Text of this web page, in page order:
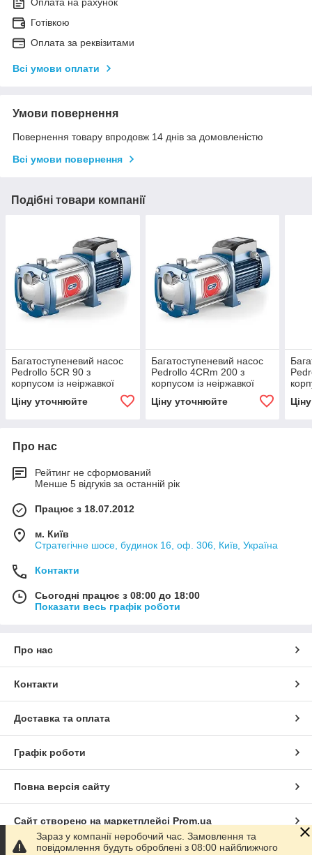
Готівкою
Оплата за реквізитами
Всі умови оплати
Умови повернення
Повернення товару впродовж 14 днів за домовленістю
Всі умови повернення
Подібні товари компанії
Багатоступеневий насос
Pedrollo 5CR 90 з
корпусом із неіржавкої
Ціну уточнюйте
Багатоступеневий насос
Pedrollo 4CRm 200 з
корпусом із неіржавкої
Ціну уточнюйте
Про нас
Рейтинг не сформований
Менше 5 відгуків за останній рік
Працює з 18.07.2012
м. Київ
Стратегічне шосе, будинок 16, оф. 306, Київ, Україна
Контакти
Сьогодні працює з 08:00 до 18:00
Показати весь графік роботи
Про нас
Контакти
Доставка та оплата
Графік роботи
Повна версія сайту
Сайт створено на маркетплейсі Prom.ua
Зараз у компанії неробочий час. Замовлення та
повідомлення будуть оброблені з 08:00 найближчого